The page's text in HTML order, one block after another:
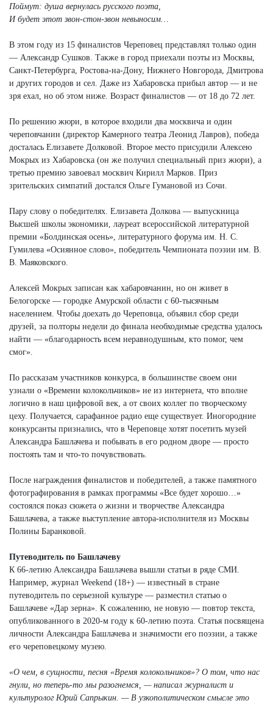
Поймут: душа вернулась русского поэта,
И будет этот звон-стон-звон невыносим…
В этом году из 15 финалистов Череповец представлял только один
— Александр Сушков. Также в город приехали поэты из Москвы,
Санкт-Петербурга, Ростова-на-Дону, Нижнего Новгорода, Дмитрова
и других городов и сел. Даже из Хабаровска прибыл автор — и не
зря ехал, но об этом ниже. Возраст финалистов — от 18 до 72 лет.
По решению жюри, в которое входили два москвича и один
череповчанин (директор Камерного театра Леонид Лавров), победа
досталась Елизавете Долковой. Второе место присудили Алексею
Мокрых из Хабаровска (он же получил специальный приз жюри), а
третью премию завоевал москвич Кирилл Марков. Приз
зрительских симпатий достался Ольге Гумановой из Сочи.
Пару слову о победителях. Елизавета Долкова — выпускница
Высшей школы экономики, лауреат всероссийской литературной
премии «Болдинская осень», литературного форума им. Н. С.
Гумилева «Осиянное слово», победитель Чемпионата поэзии им. В.
В. Маяковского.
Алексей Мокрых записан как хабаровчанин, но он живет в
Белогорске — городке Амурской области с 60-тысячным
населением. Чтобы доехать до Череповца, объявил сбор среди
друзей, за полторы недели до финала необходимые средства удалось
найти — «благодарность всем неравнодушным, кто помог, чем
смог».
По рассказам участников конкурса, в большинстве своем они
узнали о «Времени колокольчиков» не из интернета, что вполне
логично в наш цифровой век, а от своих коллег по творческому
цеху. Получается, сарафанное радио еще существует. Иногородние
конкурсанты признались, что в Череповце хотят посетить музей
Александра Башлачева и побывать в его родном дворе — просто
постоять там и что-то почувствовать.
После награждения финалистов и победителей, а также памятного
фотографирования в рамках программы «Все будет хорошо…»
состоялся показ сюжета о жизни и творчестве Александра
Башлачева, а также выступление автора-исполнителя из Москвы
Полины Баранковой.
Путеводитель по Башлачеву
К 66-летию Александра Башлачева вышли статьи в ряде СМИ.
Например, журнал Weekend (18+) — известный в стране
путеводитель по серьезной культуре — разместил статью о
Башлачеве «Дар зерна». К сожалению, не новую — повтор текста,
опубликованного в 2020-м году к 60-летию поэта. Статья посвящена
личности Александра Башлачева и значимости его поэзии, а также
его череповецкому музею.
«О чем, в сущности, песня «Время колокольчиков»? О том, что нас
гнули, но теперь-то мы разогнемся, — написал журналист и
культуролог Юрий Сапрыкин. — В узкополитическом смысле это